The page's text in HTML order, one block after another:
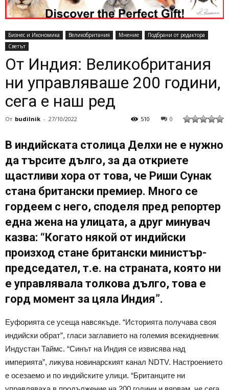
Бизнес и Икономика Великобритания Мнение
Подбрани от редактора
Светът
От Индия: Великобритания
ни управляваше 200 години,
сега е наш ред
От budilnik - 27/10/2022 0
510
В индийската столица Делхи не е нужно
да търсите дълго, за да откриете
щастливи хора от това, че Риши Сунак
стана британски премиер. Много се
гордеем с него, споделя пред репортер
една жена на улицата, а друг минувач
казва: “Когато някой от индийски
произход стане британски министър-
председател, т.е. на страната, която ни
е управлявала толкова дълго, това е
горд момент за цяла Индия”.
Еуфорията се усеща навсякъде. “Историята получава своя
индийски обрат”, гласи заглавието на големия всекидневник
Индустан Таймс. “Синът на Индия се извисява над
империята”, ликува новинарският канал NDTV. Настроението
е осезаемо и по индийските улици. “Британците ни